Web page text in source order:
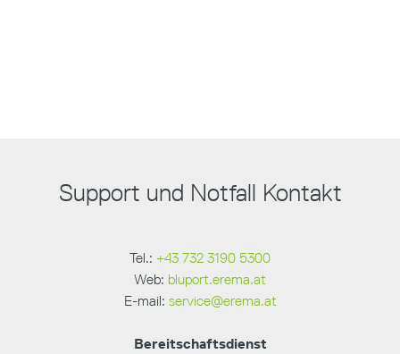
Support und Notfall Kontakt
Tel.: +43 732 3190 5300
Web: bluport.erema.at
E-mail: service@erema.at
Bereitschaftsdienst